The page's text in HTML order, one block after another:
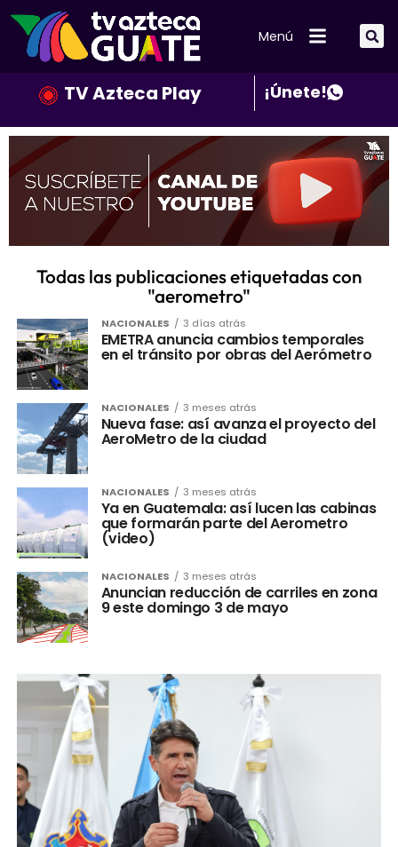
Menú
TV Azteca Play ¡Únete!
Todas las publicaciones etiquetadas con
"aerometro"
NACIONALES 3 días atrás
EMETRA anuncia cambios temporales
en el tránsito por obras del Aerómetro
NACIONALES 3 meses atrás
Nueva fase: así avanza el proyecto del
AeroMetro de la ciudad
NACIONALES 3 meses atrás
Ya en Guatemala: así lucen las cabinas
que formarán parte del Aerometro
(video)
NACIONALES 3 meses atrás
Anuncian reducción de carriles en zona
9 este domingo 3 de mayo